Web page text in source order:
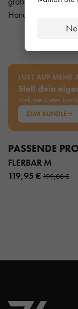
Handhabung sind
LUST AUF MEHR
Stell dein
Mehrere Sorten
ZUM BUNDLE
PASSENDE
FLERBAR M
119,95 € 199,00 €